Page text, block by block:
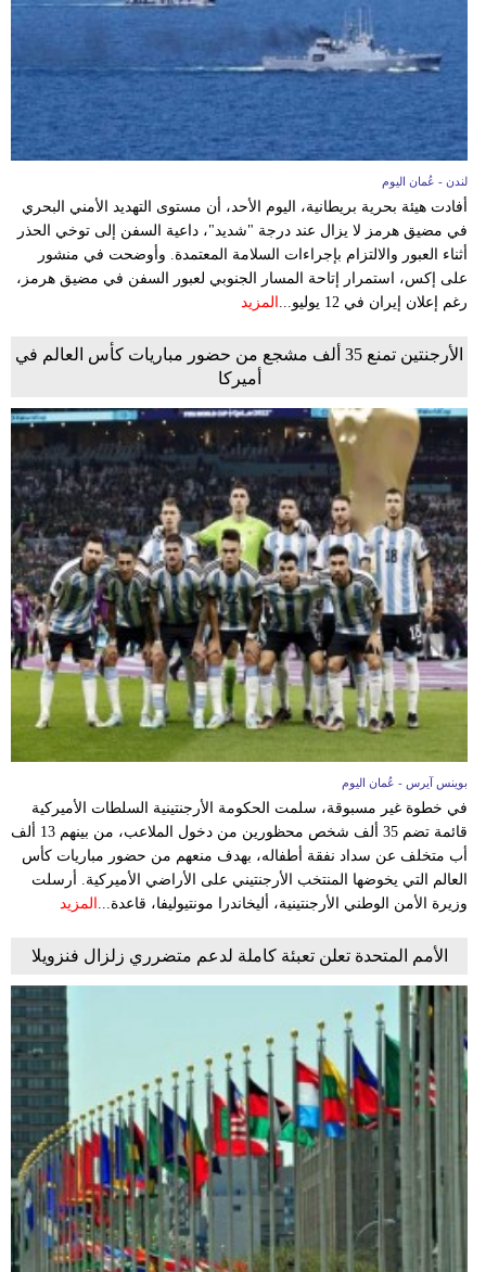
لندن - عُمان اليوم
أفادت هيئة بحرية بريطانية، اليوم الأحد، أن مستوى التهديد الأمني البحري
في مضيق هرمز لا يزال عند درجة "شديد"، داعية السفن إلى توخي الحذر
أثناء العبور والالتزام بإجراءات السلامة المعتمدة. وأوضحت في منشور
على إكس، استمرار إتاحة المسار الجنوبي لعبور السفن في مضيق هرمز،
رغم إعلان إيران في 12 يوليو...
المزيد
الأرجنتين تمنع 35 ألف مشجع من حضور مباريات كأس العالم في
أميركا
بوينس آيرس - عُمان اليوم
في خطوة غير مسبوقة، سلمت الحكومة الأرجنتينية السلطات الأميركية
قائمة تضم 35 ألف شخص محظورين من دخول الملاعب، من بينهم 13 ألف
أب متخلف عن سداد نفقة أطفاله، بهدف منعهم من حضور مباريات كأس
العالم التي يخوضها المنتخب الأرجنتيني على الأراضي الأميركية. أرسلت
وزيرة الأمن الوطني الأرجنتينية، أليخاندرا مونتيوليفا، قاعدة... المزيد
الأمم المتحدة تعلن تعبئة كاملة لدعم متضرري زلزال فنزويلا